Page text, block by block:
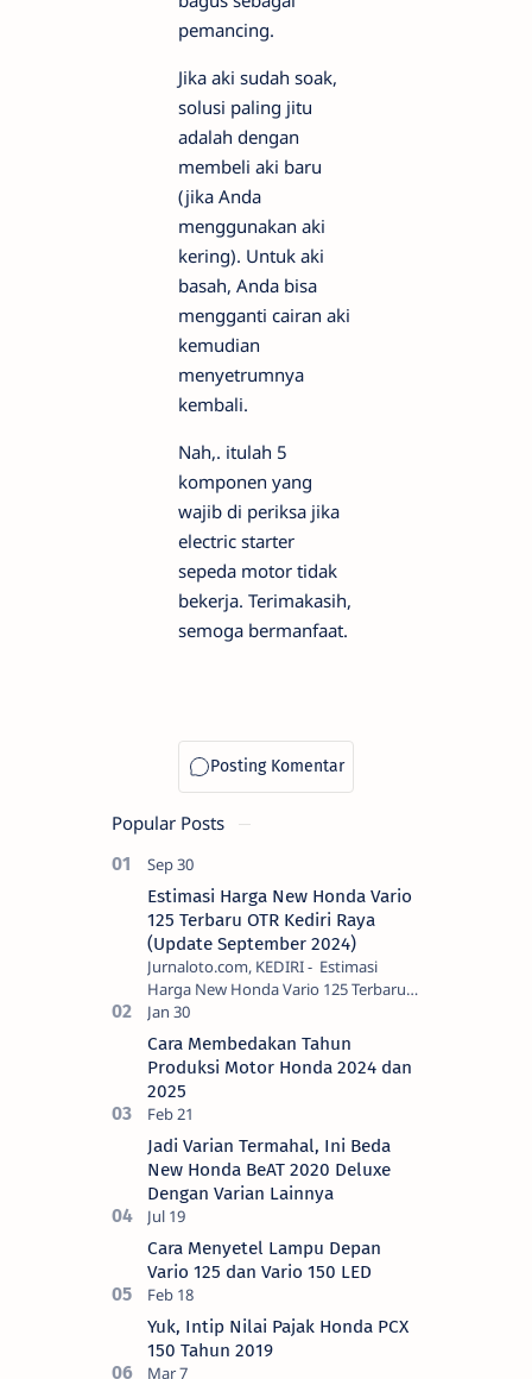
pemancing.
Jika aki sudah soak,
solusi paling jitu
adalah dengan
membeli aki baru
(jika Anda
menggunakan aki
kering). Untuk aki
basah, Anda bisa
mengganti cairan aki
kemudian
menyetrumnya
kembali.
Nah,. itulah 5
komponen yang
wajib di periksa jika
electric starter
sepeda motor tidak
bekerja. Terimakasih,
semoga bermanfaat.
Popular Posts
Estimasi Harga New Honda Vario
125 Terbaru OTR Kediri Raya
(Update September 2024)
Jurnaloto.com, KEDIRI - Estimasi
Harga New Honda Vario 125 Terbaru
OTR Kediri Raya (Update September
2024) Brosis sekalian, PT Astra Honda
Motor (AH…
Cara Membedakan Tahun
Produksi Motor Honda 2024 dan
2025
Jadi Varian Termahal, Ini Beda
New Honda BeAT 2020 Deluxe
Dengan Varian Lainnya
Cara Menyetel Lampu Depan
Vario 125 dan Vario 150 LED
Yuk, Intip Nilai Pajak Honda PCX
150 Tahun 2019